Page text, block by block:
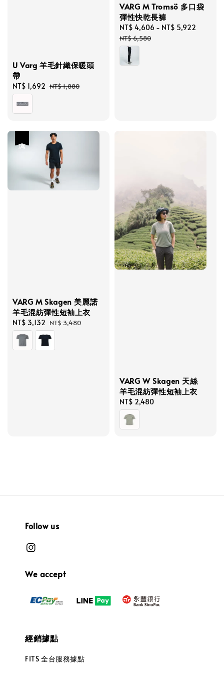
U Varg 羊毛針織保暖頭
帶
Sale
price
NT$ 1,692 Regular
NT$ 1,880
VARG M Tromsö 多口袋
彈性快乾長褲
Sale
price
NT$ 4,606 - NT$ 5,922
NT$ 6,580
VARG M Skagen 美麗諾
羊毛混紡彈性短袖上衣
Sale
price
NT$ 3,132 Regular
price
NT$ 3,480
VARG W Skagen 天絲
羊毛混紡彈性短袖上衣
Regular
price
NT$ 2,480
Follow us
We accept
經銷據點
FITS 全台服務據點